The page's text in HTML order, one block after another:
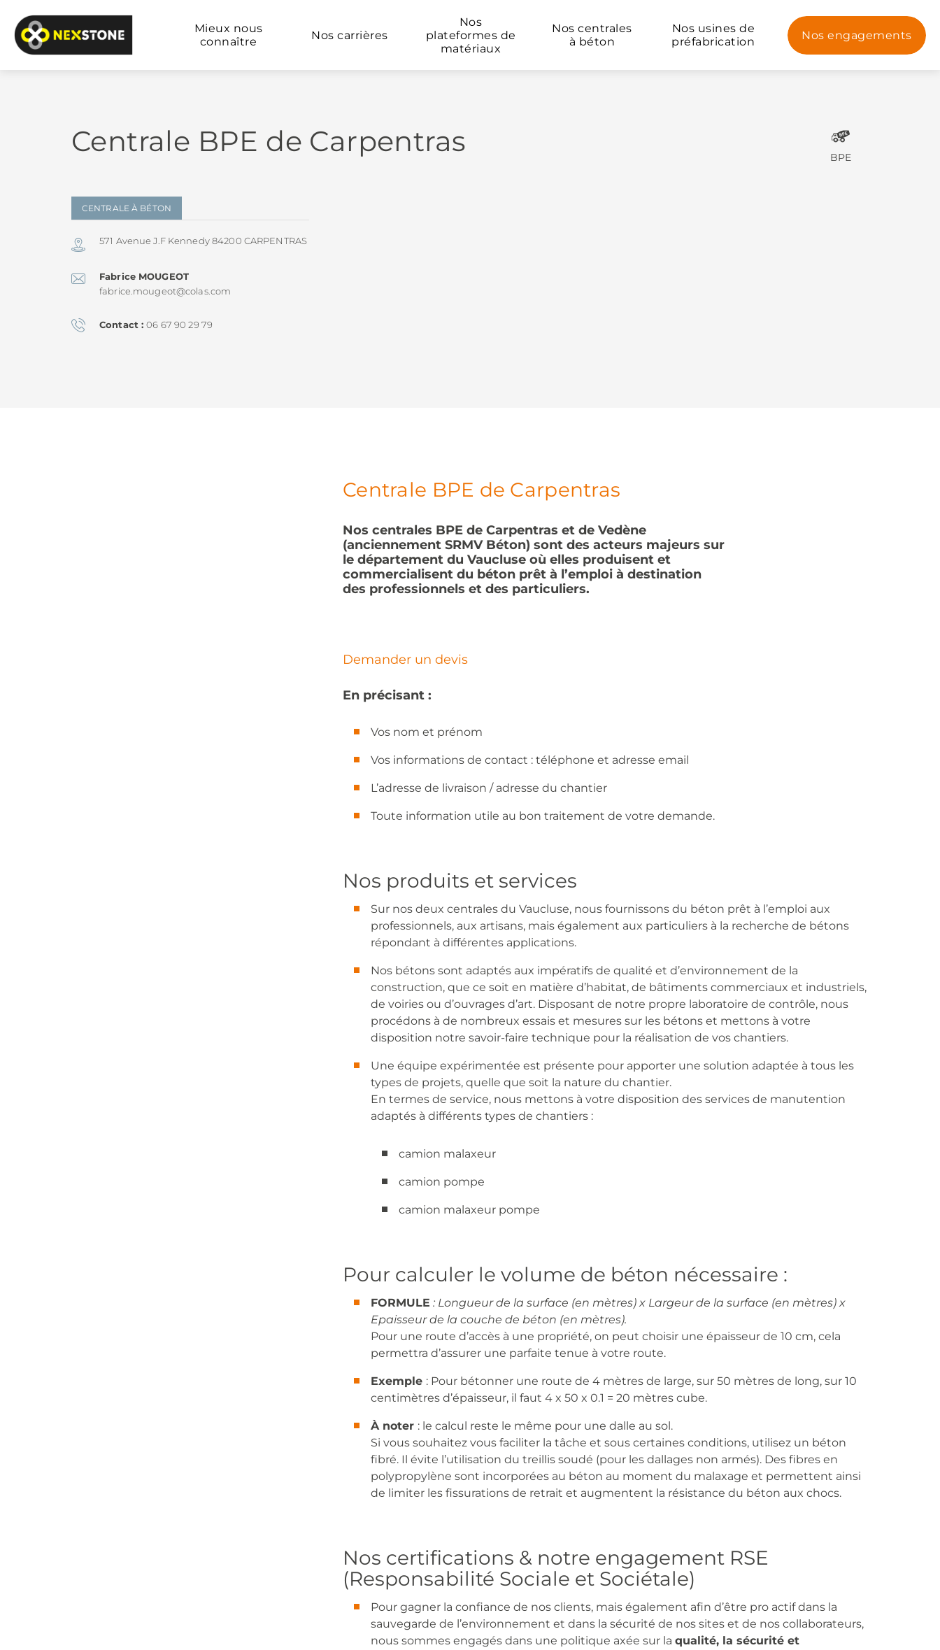
Mieux nous
connaître
Nos carrières
Nos
plateformes de
matériaux
Nos centrales
à béton
Nos usines de
préfabrication
Nos engagements
Centrale BPE de Carpentras BPE
CENTRALE À BÉTON
571 Avenue J.F Kennedy 84200 CARPENTRAS
Fabrice MOUGEOT
fabrice.mougeot@colas.com
Contact 06 67 90 29 79
Centrale BPE de Carpentras
Nos centrales BPE de Carpentras et de Vedène
(anciennement SRMV Béton) sont des acteurs majeurs sur
le département du Vaucluse où elles produisent et
commercialisent du béton prêt à l’emploi à destination
des professionnels et des particuliers.
Demander un devis
En précisant :
Vos nom et prénom
Vos informations de contact : téléphone et adresse email
L’adresse de livraison / adresse du chantier
Toute information utile au bon traitement de votre demande.
Nos produits et services
Sur nos deux centrales du Vaucluse, nous fournissons du béton prêt à l’emploi aux
professionnels, aux artisans, mais également aux particuliers à la recherche de bétons
répondant à différentes applications.
Nos bétons sont adaptés aux impératifs de qualité et d’environnement de la
construction, que ce soit en matière d’habitat, de bâtiments commerciaux et industriels,
de voiries ou d’ouvrages d’art. Disposant de notre propre laboratoire de contrôle, nous
procédons à de nombreux essais et mesures sur les bétons et mettons à votre
disposition notre savoir-faire technique pour la réalisation de vos chantiers.
Une équipe expérimentée est présente pour apporter une solution adaptée à tous les
types de projets, quelle que soit la nature du chantier.
En termes de service, nous mettons à votre disposition des services de manutention
adaptés à différents types de chantiers :
camion malaxeur
camion pompe
camion malaxeur pompe
Pour calculer le volume de béton nécessaire :
FORMULE : Longueur de la surface (en mètres) x Largeur de la surface (en mètres) x
Epaisseur de la couche de béton (en mètres).
Pour une route d’accès à une propriété, on peut choisir une épaisseur de 10 cm, cela
permettra d’assurer une parfaite tenue à votre route.
Exemple : Pour bétonner une route de 4 mètres de large, sur 50 mètres de long, sur 10
centimètres d’épaisseur, il faut 4 x 50 x 0.1 = 20 mètres cube.
À noter : le calcul reste le même pour une dalle au sol.
Si vous souhaitez vous faciliter la tâche et sous certaines conditions, utilisez un béton
fibré. Il évite l’utilisation du treillis soudé (pour les dallages non armés). Des fibres en
polypropylène sont incorporées au béton au moment du malaxage et permettent ainsi
de limiter les fissurations de retrait et augmentent la résistance du béton aux chocs.
Nos certifications & notre engagement RSE
(Responsabilité Sociale et Sociétale)
Pour gagner la confiance de nos clients, mais également afin d’être pro actif dans la
sauvegarde de l’environnement et dans la sécurité de nos sites et de nos collaborateurs,
nous sommes engagés dans une politique axée sur la qualité, la sécurité et